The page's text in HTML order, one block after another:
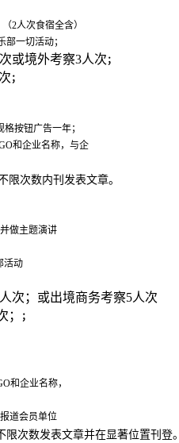
2人次食宿全含）
一切活动；
次或境外考察3人次 ；
；
格按钮广告一年；
和企业名称，与企
限次数内刊发表文章。
做主题演讲
活动
人次；或出境商务考察5人次
；
；
和企业名称，
道会员单位
次数发表文章并在显著位置刊登。